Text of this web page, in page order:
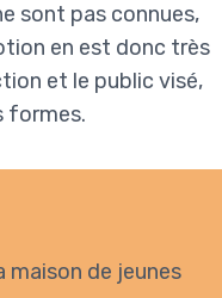
sont pas connues,
en est donc très
et le public visé,
formes.
maison de jeunes